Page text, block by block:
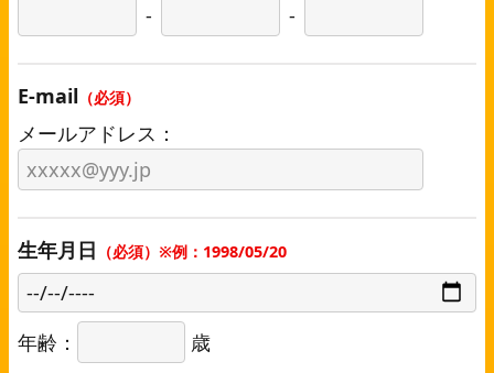
- -
E-mail （必須）
メールアドレス：
生年月日 （必須）※例：1998/05/20
年齢： 歳